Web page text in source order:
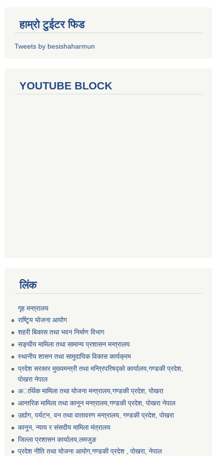
हाम्रो टुईटर फिड
Tweets by besishaharmun
YOUTUBE BLOCK
लिंक
गृह मन्त्रालय
राष्टि्ृय योजना आयोग
शहरी बिकास तथा भवन निर्माण विभाग
सङ्घीय मामिला तथा सामान्य प्रशासन मन्त्रालय
स्थानीय शासन तथा सामुदायिक विकास कार्यक्रम
प्रदेश सरकार मुख्यमन्त्री तथा मन्त्रिपरिषद्को कार्यालय,गण्डकी प्रदेश,
पाेखरा नेपाल
अार्थिक मामिला तथा योजना मन्त्रालय,गण्डकी प्रदेश, पोखरा
आन्तरिक मामिला तथा कानून मन्त्रालय,गण्डकी प्रदेश, पाेखरा नेपाल
उद्योग, पर्यटन, वन तथा वातावरण मन्त्रालय, गण्डकी प्रदेश, पोखरा
कानून, न्याय र संसदीय मामिला मंत्रालय
जिल्ला प्रशासन कार्यालय,लमजुङ
प्रदेश नीति तथा योजना आयोग,गण्डकी प्रदेश , पोखरा, नेपाल